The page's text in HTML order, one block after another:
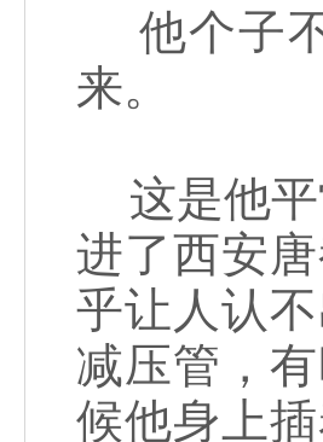
他个子不
来。
这是他平
进了西安
乎让人认
减压管，
候他身上